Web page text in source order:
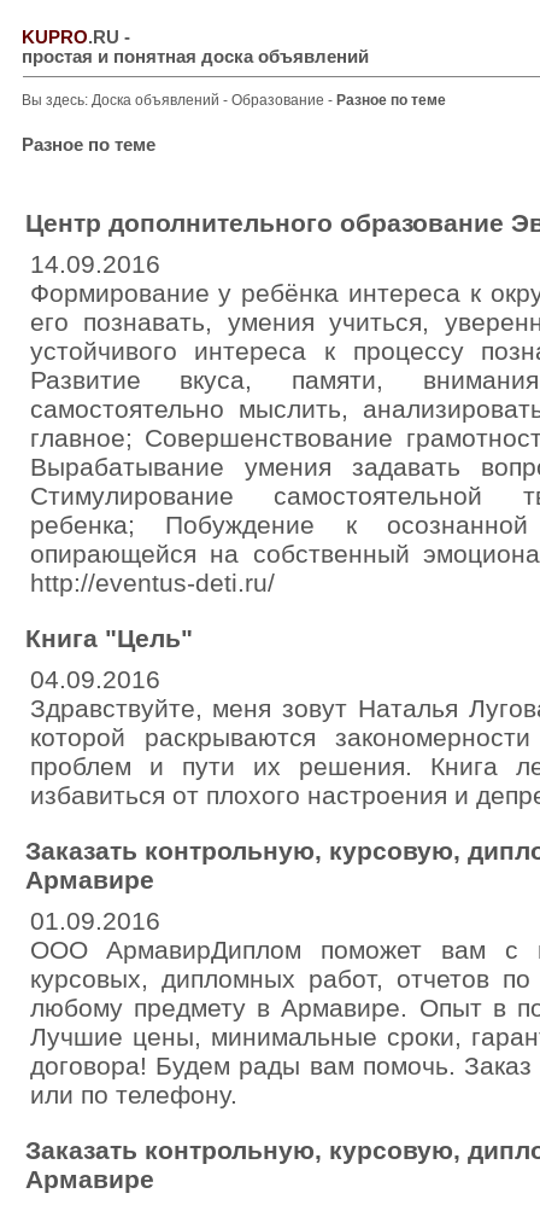
KUPRO.RU -
простая и понятная доска объявлений
Вы здесь: Доска объявлений - Образование - Разное по теме
Разное по теме
Центр дополнительного образование
14.09.2016
Формирование у ребёнка интереса к
его познавать, умения учиться,
устойчивого интереса к процессу
Развитие вкуса, памяти,
самостоятельно мыслить,
главное; Совершенствование
Вырабатывание умения задавать
Стимулирование самостоятельной
ребенка; Побуждение к осознанной
опирающейся на собственный
http://eventus-deti.ru/
Книга "Цель"
04.09.2016
Здравствуйте, меня зовут Наталья
которой раскрываются
проблем и пути их решения. Книга
избавиться от плохого настроения и
Заказать контрольную, курсовую,
Армавире
01.09.2016
ООО АрмавирДиплом поможет вам с
курсовых, дипломных работ, отчетов
любому предмету в Армавире. Опыт в
Лучшие цены, минимальные сроки,
договора! Будем рады вам помочь.
или по телефону.
Заказать контрольную, курсовую,
Армавире